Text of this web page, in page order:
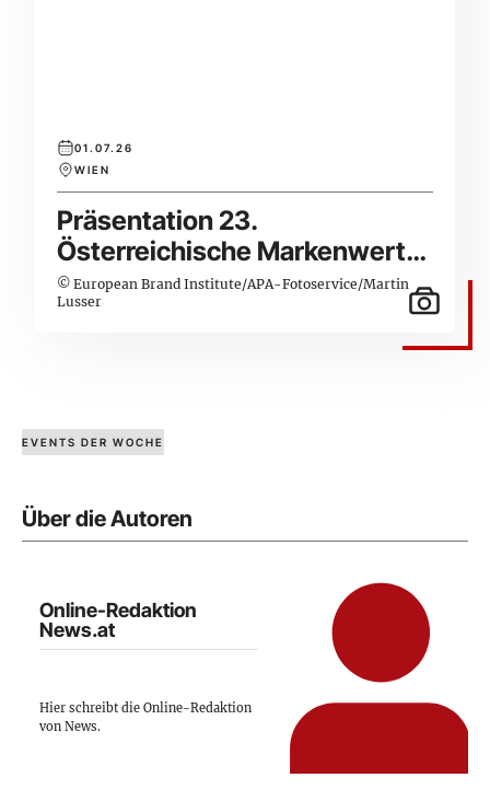
01.07.26
WIEN
Präsentation 23.
Österreichische Markenwert
Studie
© European Brand Institute/APA-Fotoservice/Martin
Lusser
EVENTS DER WOCHE
Über die Autoren
Online-Redaktion
News.at
Hier schreibt die Online-Redaktion
von News.